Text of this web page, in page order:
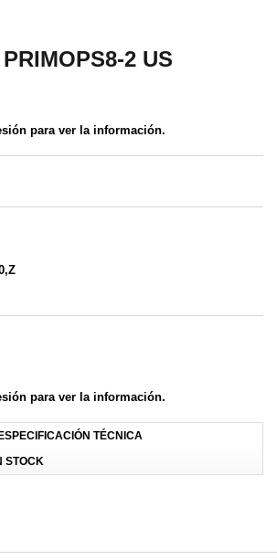
2 US
para ver la información.
para ver la información.
TÉCNICA
STOCK